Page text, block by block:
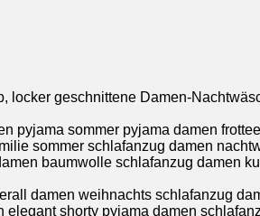
locker geschnittene Damen-
pyjama sommer pyjama damen
sommer schlafanzug damen
baumwolle schlafanzug damen
damen weihnachts schlafanzug
shorty pyjama damen